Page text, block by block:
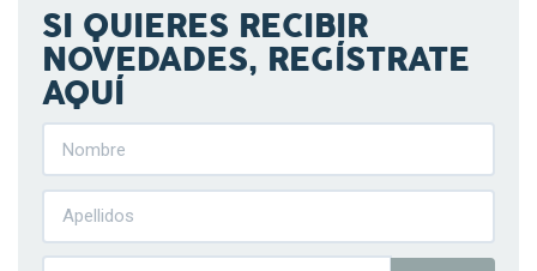
SI QUIERES RECIBIR
NOVEDADES, REGÍSTRATE
AQUÍ